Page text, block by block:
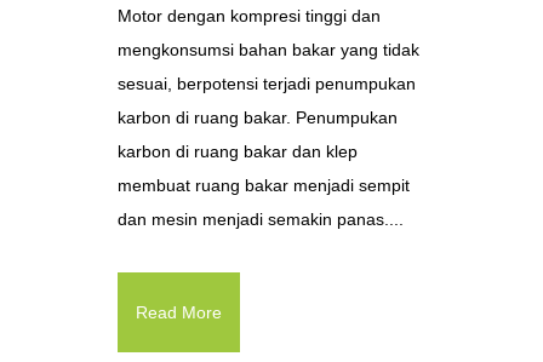
Motor dengan kompresi tinggi dan
mengkonsumsi bahan bakar yang tidak
sesuai, berpotensi terjadi penumpukan
karbon di ruang bakar. Penumpukan
karbon di ruang bakar dan klep
membuat ruang bakar menjadi sempit
dan mesin menjadi semakin panas....
Read More